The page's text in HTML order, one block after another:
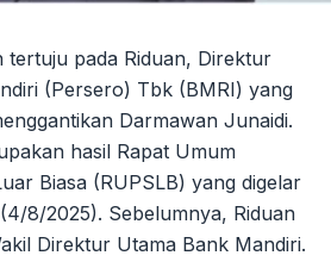
tertuju pada Riduan, Direktur
(Persero) Tbk (BMRI) yang
Darmawan Junaidi.
hasil Rapat Umum
Biasa (RUPSLB) yang digelar
8/2025). Sebelumnya, Riduan
Direktur Utama Bank Mandiri.